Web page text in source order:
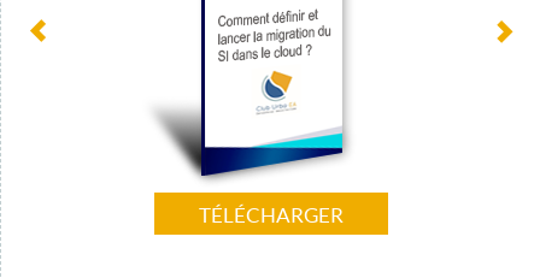
TÉLÉCHARGER